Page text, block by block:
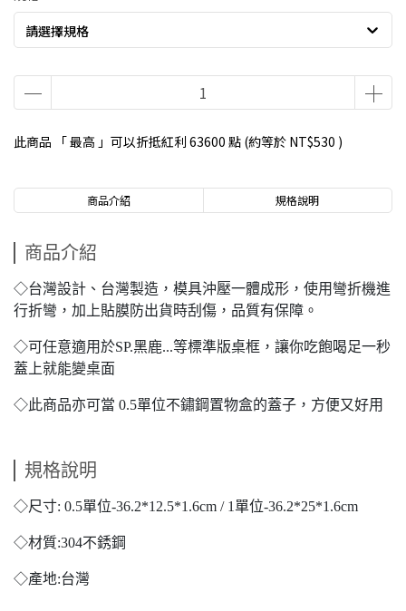
請選擇規格
此商品 「 最高 」可以折抵紅利 63600 點 (約等於 NT$530 )
商品介紹 規格說明
商品介紹
◇台灣設計、台灣製造，模具沖壓一體成形，使用彎折機進
行折彎，加上貼膜防出貨時刮傷，品質有保障。
◇可任意適用於SP.黑鹿...等標準版桌框，讓你吃飽喝足一秒
蓋上就能變桌面
◇此商品亦可當 0.5單位不鏽鋼置物盒的蓋子，方便又好用
規格說明
◇尺寸: 0.5單位-36.2*12.5*1.6cm / 1單位-36.2*25*1.6cm
◇材質:304不銹鋼
◇產地:台灣